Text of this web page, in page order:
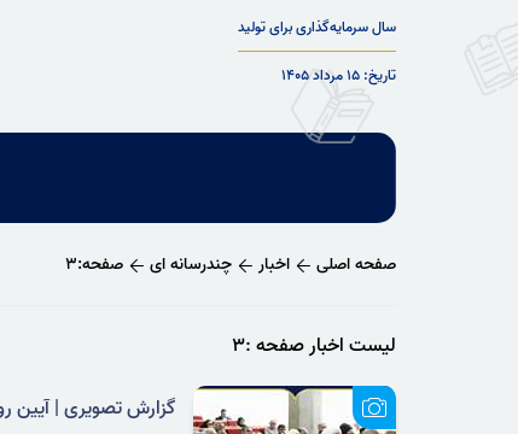
سال سرمایه‌گذاری برای تولید
تاریخ: ۱۵ مرداد ۱۴۰۵
صفحه اصلی اخبار چندرسانه ای صفحه:۳
لیست اخبار صفحه :۳
گزارش تصویری | آیین